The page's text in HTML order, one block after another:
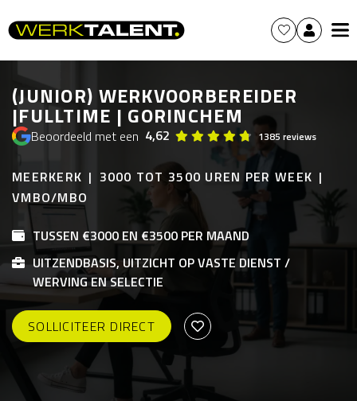
(JUNIOR) WERKVOORBEREIDER
|FULLTIME | GORINCHEM
Beoordeeld met een 4,62 1385 reviews
MEERKERK
3000 TOT 3500 UREN PER WEEK
VMBO/MBO
TUSSEN €3000 EN €3500 PER MAAND
UITZENDBASIS, UITZICHT OP VASTE DIENST /
WERVING EN SELECTIE
SOLLICITEER DIRECT